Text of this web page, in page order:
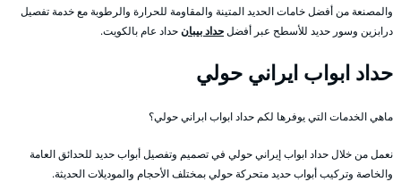
والمصنعة من أفضل خامات الحديد المتينة والمقاومة للحرارة والرطوبة مع خدمة تفصيل
درابزين وسور حديد للأسطح عبر أفضلحداد بيبانحداد عام بالكويت.
حداد ابواب ايراني حولي
ماهي الخدمات التي يوفرها لكم حداد ابواب ابراني حولي؟
نعمل من خلال حداد ابواب إيراني حولي في تصميم وتفصيل أبواب حديد للحدائق العامة
والخاصة وتركيب أبواب حديد متحركة حولي بمختلف الأحجام والموديلات الحديثة.